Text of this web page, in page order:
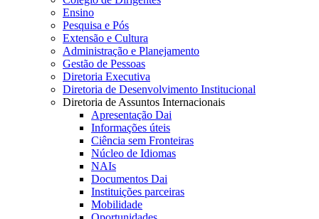
Ensino
Pesquisa e Pós
Extensão e Cultura
Administração e Planejamento
Gestão de Pessoas
Diretoria Executiva
Diretoria de Desenvolvimento Institucional
Diretoria de Assuntos Internacionais
Apresentação Dai
Informações úteis
Ciência sem Fronteiras
Núcleo de Idiomas
NAIs
Documentos Dai
Instituições parceiras
Mobilidade